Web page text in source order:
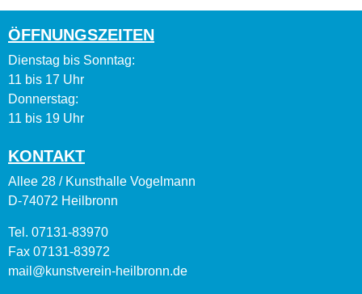
KONTAKT
Allee 28 / Kunsthalle Vogelmann
D-74072 Heilbronn
Tel. 07131-83970
Fax 07131-83972
mail@kunstverein-heilbronn.de
ÖFFNUNGSZEITEN
Dienstag bis Sonntag:
11 bis 17 Uhr
Donnerstag:
11 bis 19 Uhr